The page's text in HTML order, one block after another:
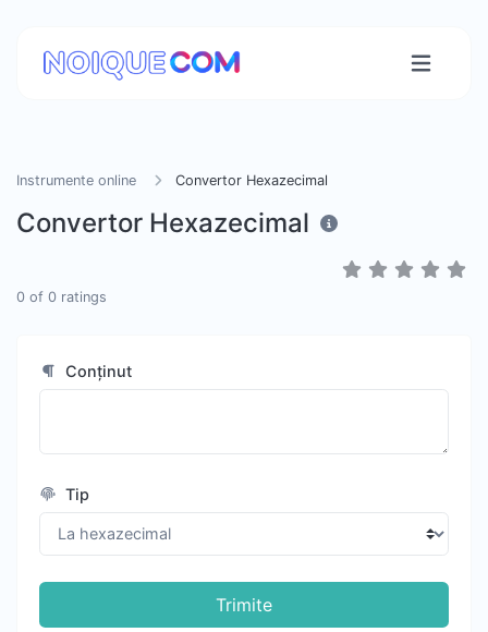
Instrumente online Convertor Hexazecimal
Convertor Hexazecimal
0 of 0 ratings
Conținut
Tip
Trimite